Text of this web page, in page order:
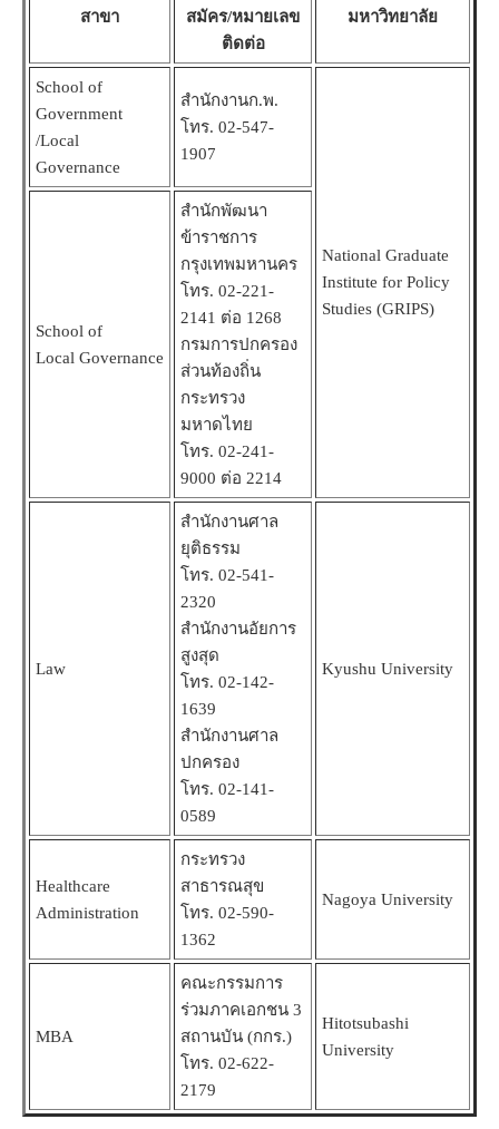
สาขา
สมัคร/หมายเลข
ติดต่อ
มหาวิทยาลัย
School of
Government
/Local
Governance
สำนักงานก.พ.
โทร. 02-547-
1907
National Graduate
Institute for Policy
Studies (GRIPS)
School of
Local Governance
สำนักพัฒนา
ข้าราชการ
กรุงเทพมหานคร
โทร. 02-221-
2141 ต่อ 1268
กรมการปกครอง
ส่วนท้องถิ่น
กระทรวง
มหาดไทย
โทร. 02-241-
9000 ต่อ 2214
Law
สำนักงานศาล
ยุติธรรม
โทร. 02-541-
2320
สำนักงานอัยการ
สูงสุด
โทร. 02-142-
1639
สำนักงานศาล
ปกครอง
โทร. 02-141-
0589
Kyushu University
Healthcare
Administration
กระทรวง
สาธารณสุข
โทร. 02-590-
1362
Nagoya University
MBA
คณะกรรมการ
ร่วมภาคเอกชน 3
สถานบัน (กกร.)
โทร. 02-622-
2179
Hitotsubashi
University